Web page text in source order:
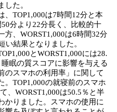
した。
、TOP1,000は7時間12分と本
分より22分長く、比較的十
、WORST1,000は6時間32分
い結果となりました。
とWORST1,000には28.
眠の質スコアに影響を与える
のスマホの利用率」に関して
。TOP1,000の就寝前のスマホ
、WORST1,000は50.5％と半
かりました。スマホの使用に